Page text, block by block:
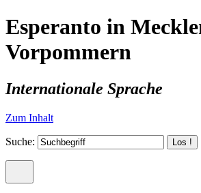
Esperanto in
Vorpommern
Internationale Sprache
Zum Inhalt
Suche: